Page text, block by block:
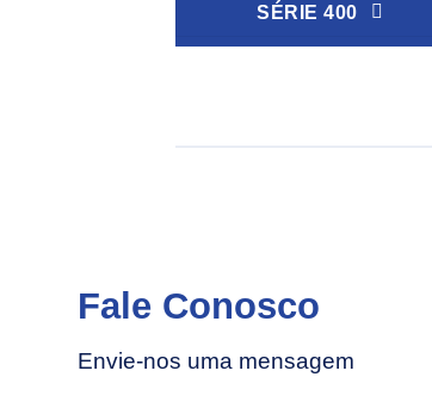
SÉRIE 400
Fale Conosco
Envie-nos uma mensagem